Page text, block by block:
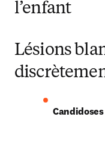
l’enfant
Lésions